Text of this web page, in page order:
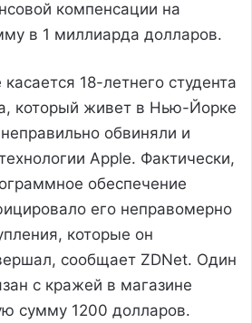
компенсации на
в 1 миллиарда долларов.
18-летнего студента
который живет в Нью-Йорке
обвиняли и
Apple. Фактически,
обеспечение
его неправомерно
которые он
сообщает ZDNet. Один
с кражей в магазине
сумму 1200 долларов.